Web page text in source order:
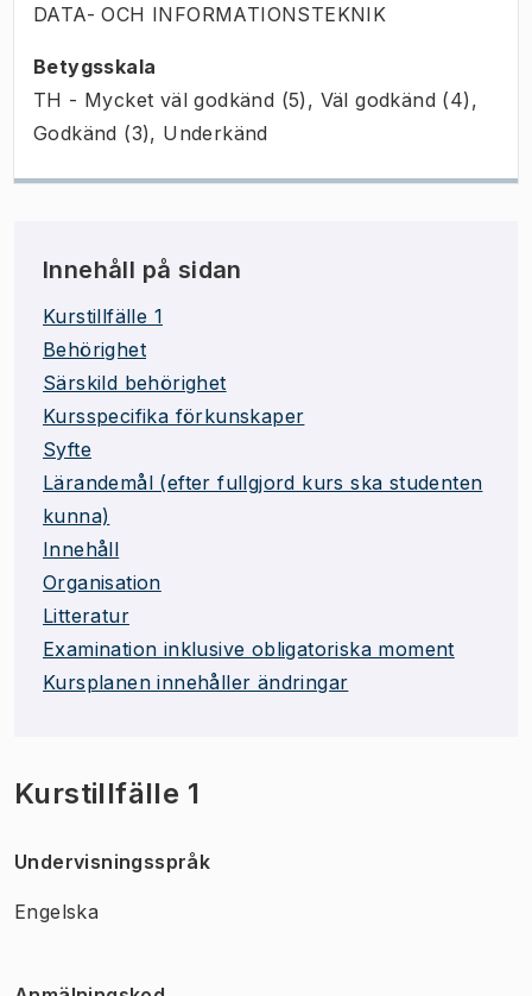
DATA- OCH INFORMATIONSTEKNIK
Betygsskala
TH - Mycket väl godkänd (5), Väl godkänd (4),
Godkänd (3), Underkänd
Innehåll på sidan
Kurstillfälle 1
Behörighet
Särskild behörighet
Kursspecifika förkunskaper
Syfte
Lärandemål (efter fullgjord kurs ska studenten
kunna)
Innehåll
Organisation
Litteratur
Examination inklusive obligatoriska moment
Kursplanen innehåller ändringar
Kurstillfälle 1
Undervisningsspråk
Engelska